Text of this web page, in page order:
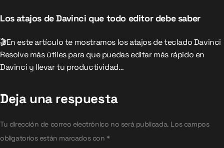
Los atajos de Davinci que todo editor debe saber
🎬En este artículo te mostramos los atajos de teclado Davinci
Resolve más útiles para que puedas editar más rápido en
Davinci y llevar tu productividad…
Deja una respuesta
Tu dirección de correo electrónico no será publicada. Los campos
obligatorios están marcados con *